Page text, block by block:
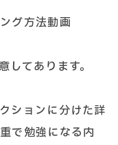
グ方法動画
てあります。
ションに分けた詳
で勉強になる内